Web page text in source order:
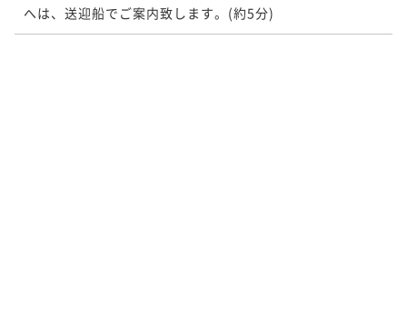
へは、送迎船でご案内致します。(約5分)